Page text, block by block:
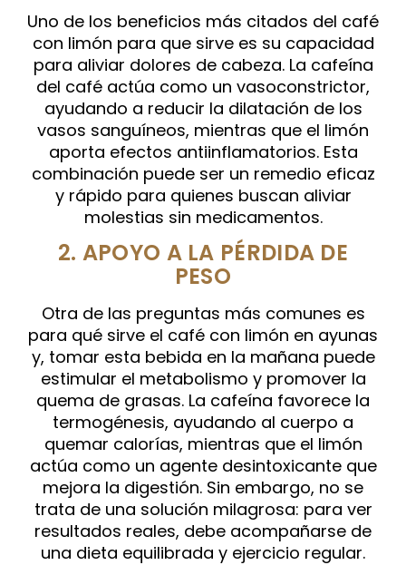
Uno de los beneficios más citados del café
con limón para que sirve es su capacidad
para aliviar dolores de cabeza. La cafeína
del café actúa como un vasoconstrictor,
ayudando a reducir la dilatación de los
vasos sanguíneos, mientras que el limón
aporta efectos antiinflamatorios. Esta
combinación puede ser un remedio eficaz
y rápido para quienes buscan aliviar
molestias sin medicamentos.
2. APOYO A LA PÉRDIDA DE
PESO
Otra de las preguntas más comunes es
para qué sirve el café con limón en ayunas
y, tomar esta bebida en la mañana puede
estimular el metabolismo y promover la
quema de grasas. La cafeína favorece la
termogénesis, ayudando al cuerpo a
quemar calorías, mientras que el limón
actúa como un agente desintoxicante que
mejora la digestión. Sin embargo, no se
trata de una solución milagrosa: para ver
resultados reales, debe acompañarse de
una dieta equilibrada y ejercicio regular.